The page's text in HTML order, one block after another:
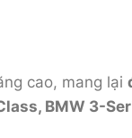
cao, mang lại
BMW 3-